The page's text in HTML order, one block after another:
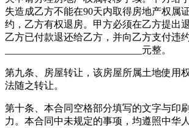
失造成乙方不能在90天内取得房地产权属
约，乙方有权退房。甲方必须在乙方提出
乙方已付款退还给乙方，并向乙方支付违
____________________________元整。
第九条、房屋转让，该房屋所属土地使用
法随之转让。
第十条、本合同空格部分填写的文字与印
力。本合同中未规定的事项，均遵照中华